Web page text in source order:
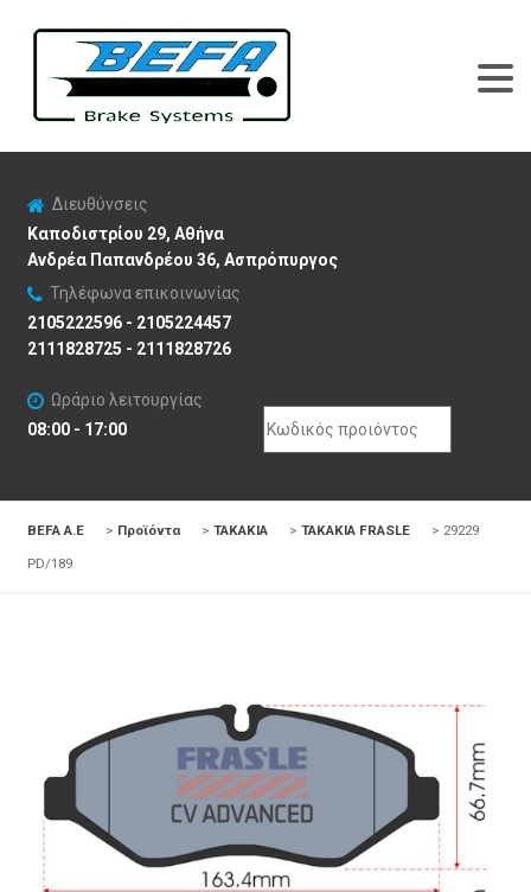
Διευθύνσεις
Καποδιστρίου 29, Αθήνα
Ανδρέα Παπανδρέου 36, Ασπρόπυργος
Τηλέφωνα επικοινωνίας
2105222596 - 2105224457
2111828725 - 2111828726
Ωράριο λειτουργίας
08:00 - 17:00
Search
for:
BEFA Α.Ε > Προϊόντα > ΤΑΚΑΚΙΑ > ΤΑΚΑΚΙΑ FRASLE > 29229
PD/189